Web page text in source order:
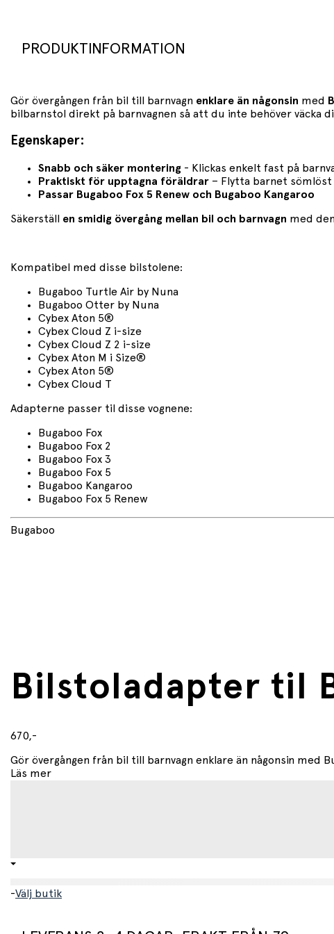
PRODUKTINFORMATION
Gör övergången från bil till barnvagn enklare än någonsin med
bilbarnstol direkt på barnvagnen så att du inte behöver väcka
Egenskaper:
Snabb och säker montering - Klickas enkelt fast på
Praktiskt för upptagna föräldrar – Flytta barnet
Passar Bugaboo Fox 5 Renew och Bugaboo Kangaroo
Säkerställ en smidig övergång mellan bil och barnvagn med
Kompatibel med disse bilstolene:
Bugaboo Turtle Air by Nuna
Bugaboo Otter by Nuna
Cybex Aton 5®
Cybex Cloud Z i-size
Cybex Cloud Z 2 i-size
Cybex Aton M i Size®
Cybex Aton 5®
Cybex Cloud T
Adapterne passer til disse vognene:
Bugaboo Fox
Bugaboo Fox 2
Bugaboo Fox 3
Bugaboo Fox 5
Bugaboo Kangaroo
Bugaboo Fox 5 Renew
Bugaboo
Bilstoladapter til
670,-
Gör övergången från bil till barnvagn enklare än någonsin med
Läs mer
-Välj butik